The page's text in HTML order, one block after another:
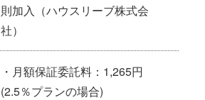
則加入（ハウスリーブ株式会
社）
・月額保証委託料：1,265円
(2.5％プランの場合)